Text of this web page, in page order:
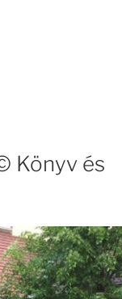
Könyv és